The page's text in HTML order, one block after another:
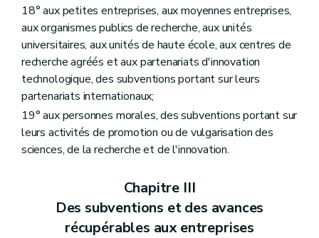
18° aux petites entreprises, aux moyennes entreprises,
aux organismes publics de recherche, aux unités
universitaires, aux unités de haute école, aux centres de
recherche agréés et aux partenariats d'innovation
technologique, des subventions portant sur leurs
partenariats internationaux;
19° aux personnes morales, des subventions portant sur
leurs activités de promotion ou de vulgarisation des
sciences, de la recherche et de l'innovation.
Chapitre III
Des subventions et des avances
récupérables aux entreprises